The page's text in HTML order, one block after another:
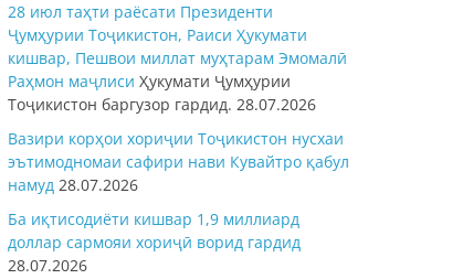
28 июл таҳти раёсати Президенти
Ҷумҳурии Тоҷикистон, Раиси Ҳукумати
кишвар, Пешвои миллат муҳтарам Эмомалӣ
Раҳмон маҷлиси Ҳукумати Ҷумҳурии
Тоҷикистон баргузор гардид. 28.07.2026
Вазири корҳои хориҷии Тоҷикистон нусхаи
эътимодномаи сафири нави Кувайтро қабул
намуд 28.07.2026
Ба иқтисодиёти кишвар 1,9 миллиард
доллар сармояи хориҷӣ ворид гардид
28.07.2026